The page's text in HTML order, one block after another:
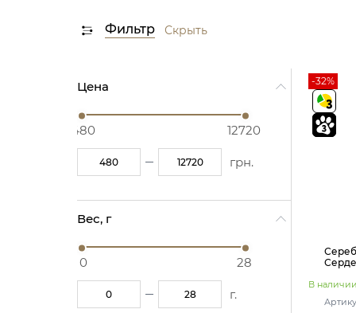
Фильтр Скрыть
Цена
480 12720
грн.
Вес, г
0 28
г.
-32%
В наличии